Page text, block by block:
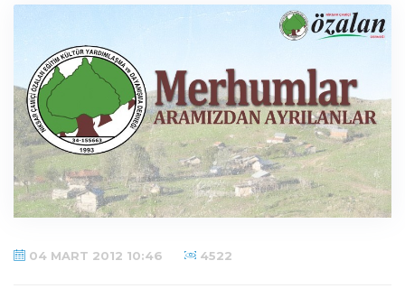
04 MART 2012 10:46 4522